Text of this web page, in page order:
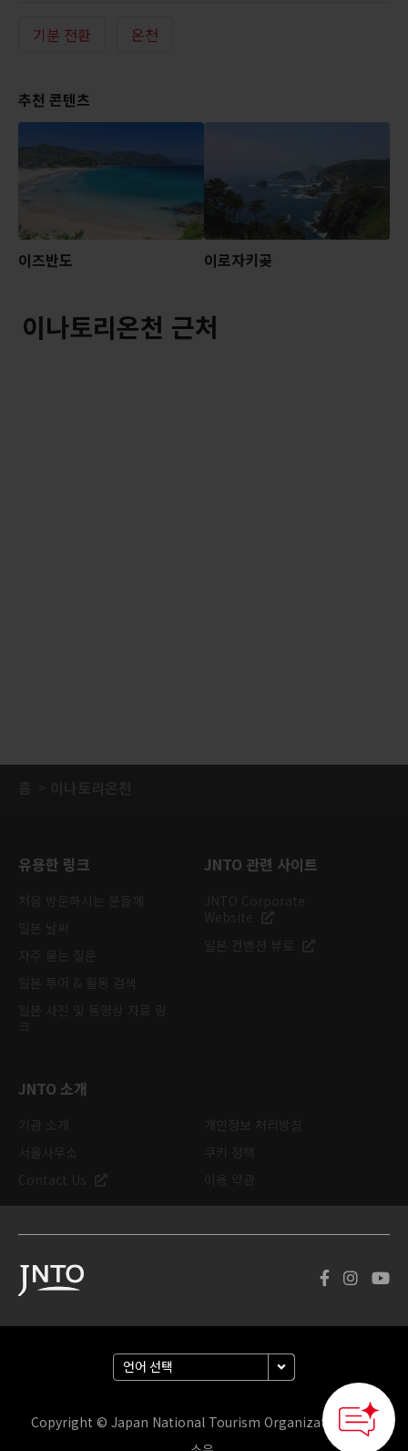
기분 전환 온천
추천 콘텐츠
이즈반도 이로자키곶
이나토리온천 근처
유용한 링크 JNTO 관련 사이트
JNTO 소개
Copyright © Japan National Tourism Organization. 판권